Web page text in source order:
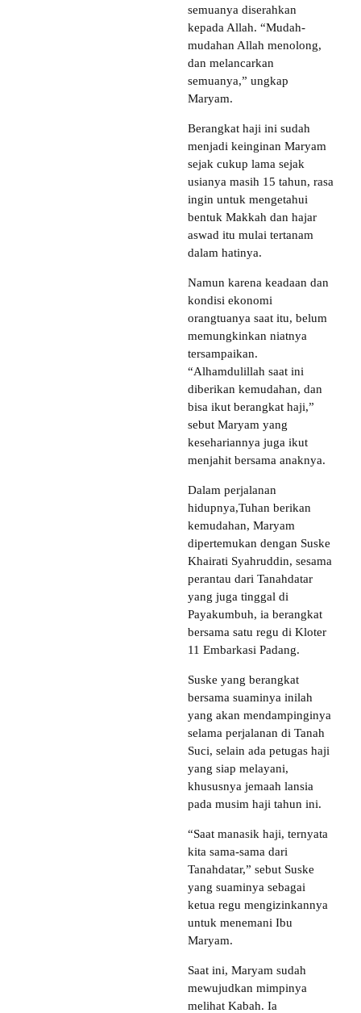
semuanya diserahkan
kepada Allah. “Mudah-
mudahan Allah menolong,
dan melancarkan
semuanya,” ungkap
Maryam.
Berangkat haji ini sudah
menjadi keinginan Maryam
sejak cukup lama sejak
usianya masih 15 tahun, rasa
ingin untuk mengetahui
bentuk Makkah dan hajar
aswad itu mulai tertanam
dalam hatinya.
Namun karena keadaan dan
kondisi ekonomi
orangtuanya saat itu, belum
memungkinkan niatnya
tersampaikan.
“Alhamdulillah saat ini
diberikan kemudahan, dan
bisa ikut berangkat haji,”
sebut Maryam yang
kesehariannya juga ikut
menjahit bersama anaknya.
Dalam perjalanan
hidupnya,Tuhan berikan
kemudahan, Maryam
dipertemukan dengan Suske
Khairati Syahruddin, sesama
perantau dari Tanahdatar
yang juga tinggal di
Payakumbuh, ia berangkat
bersama satu regu di Kloter
11 Embarkasi Padang.
Suske yang berangkat
bersama suaminya inilah
yang akan mendampinginya
selama perjalanan di Tanah
Suci, selain ada petugas haji
yang siap melayani,
khususnya jemaah lansia
pada musim haji tahun ini.
“Saat manasik haji, ternyata
kita sama-sama dari
Tanahdatar,” sebut Suske
yang suaminya sebagai
ketua regu mengizinkannya
untuk menemani Ibu
Maryam.
Saat ini, Maryam sudah
mewujudkan mimpinya
melihat Kabah. Ia